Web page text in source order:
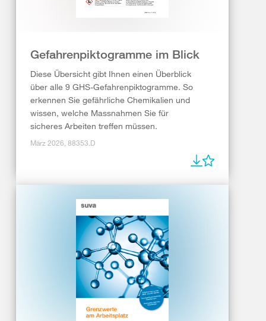
Gefahrenpiktogramme im Blick
Diese Übersicht gibt Ihnen einen Überblick
über alle 9 GHS-Gefahrenpiktogramme. So
erkennen Sie gefährliche Chemikalien und
wissen, welche Massnahmen Sie für
sicheres Arbeiten treffen müssen.
März 2026, 88353.D